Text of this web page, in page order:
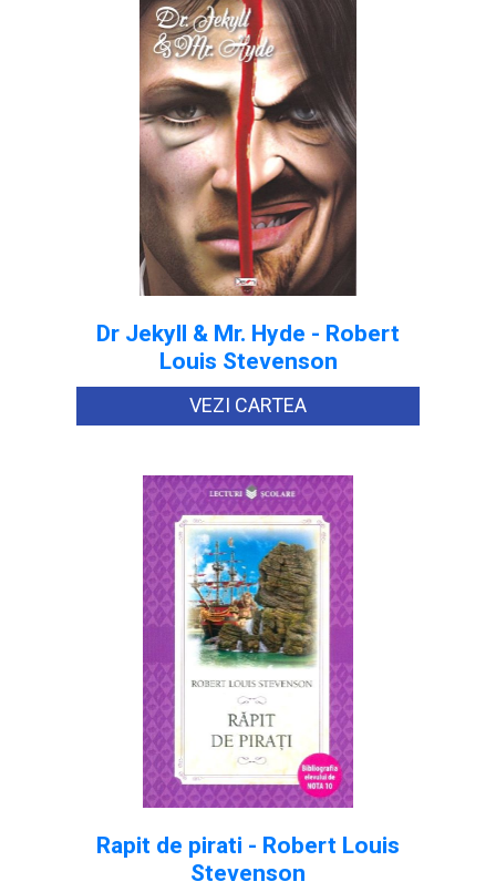
Dr Jekyll & Mr. Hyde - Robert
Louis Stevenson
VEZI CARTEA
Rapit de pirati - Robert Louis
Stevenson